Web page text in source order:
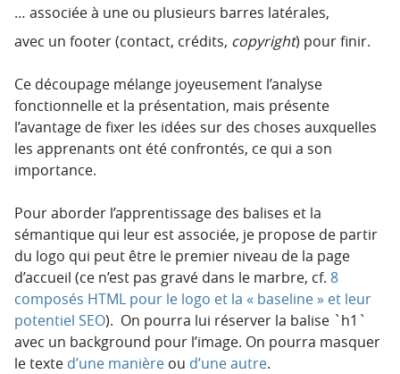
… associée à une ou plusieurs barres latérales,
avec un footer (contact, crédits, copyright) pour finir.
Ce découpage mélange joyeusement l’analyse
fonctionnelle et la présentation, mais présente
l’avantage de fixer les idées sur des choses auxquelles
les apprenants ont été confrontés, ce qui a son
importance.
Pour aborder l’apprentissage des balises et la
sémantique qui leur est associée, je propose de partir
du logo qui peut être le premier niveau de la page
d’accueil (ce n’est pas gravé dans le marbre, cf. 8
composés HTML pour le logo et la « baseline » et leur
potentiel SEO). On pourra lui réserver la balise `h1`
avec un background pour l’image. On pourra masquer
le texte d’une manière ou d’une autre.